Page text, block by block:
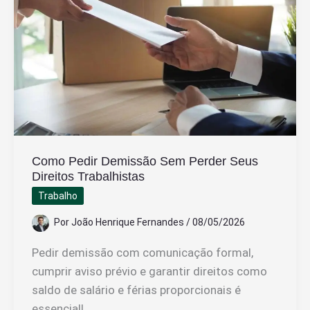
Aviso
Prévio
Pela
Empresa
Como Pedir Demissão Sem Perder Seus
Direitos Trabalhistas
Trabalho
PorJoão Henrique Fernandes /08/05/2026
Pedir demissão com comunicação formal,
cumprir aviso prévio e garantir direitos como
saldo de salário e férias proporcionais é